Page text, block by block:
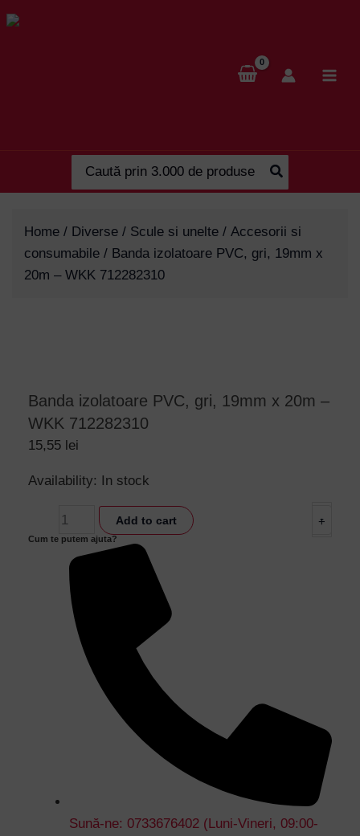
Skip
to
for:
Home / Diverse / Scule si unelte / Accesorii si
consumabile / Banda izolatoare PVC, gri, 19mm x
20m – WKK 712282310
Banda izolatoare PVC, gri, 19mm x 20m –
WKK 712282310
15,55 lei
Availability: In stock
-
Banda
gri,
712282310
+
Add to cart
Cum te putem ajuta?
Sună-ne: 0733676402 (Luni-Vineri, 09:00-